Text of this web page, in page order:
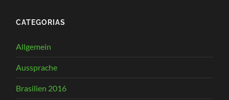
CATEGORIAS
Allgemein
Aussprache
Brasilien 2016